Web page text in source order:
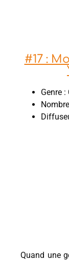
#17 :
Genre
Quand une